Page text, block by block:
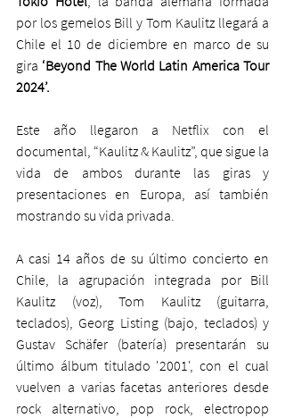
por los gemelos Bill y Tom Kaulitz llegará a
Chile el 10 de diciembre en marco de su
gira ‘Beyond The World Latin America Tour
2024’.
Este año llegaron a Netflix con el
documental, “Kaulitz & Kaulitz”, que sigue la
vida de ambos durante las giras y
presentaciones en Europa, así también
mostrando su vida privada.
A casi 14 años de su último concierto en
Chile, la agrupación integrada por Bill
Kaulitz (voz), Tom Kaulitz (guitarra,
teclados), Georg Listing (bajo, teclados) y
Gustav Schäfer (batería) presentarán su
último álbum titulado '2001', con el cual
vuelven a varias facetas anteriores desde
rock alternativo, pop rock, electropop